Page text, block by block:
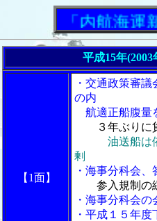
「内航海運新聞
平成15年
【1面】
・交通政策審
の内
航適正船腹量
３年ぶりに
油送船は
剰
・海事分科会
参入規制の
・海事分科会
・平成１５年